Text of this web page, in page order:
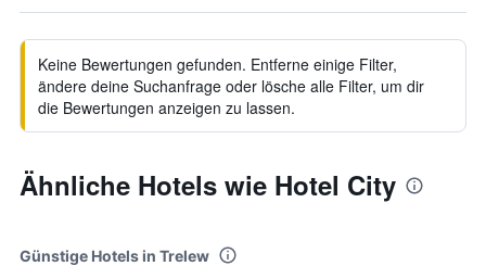
Keine Bewertungen gefunden. Entferne einige Filter,
ändere deine Suchanfrage oder lösche alle Filter, um dir
die Bewertungen anzeigen zu lassen.
Ähnliche Hotels wie Hotel City
Günstige Hotels in Trelew